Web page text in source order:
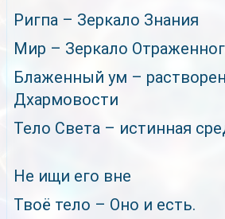
Ригпа – Зеркало Знания
Мир – Зеркало
Блаженный ум –
Дхармовости
Тело Света – истинная
Не ищи его вне
Твоё тело – Оно и есть.